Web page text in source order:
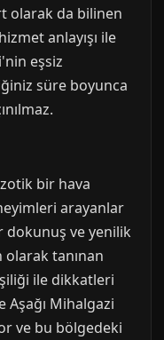
olarak da bilinen
anlayışı ile
eşsiz
süre boyunca
bir hava
arayanlar
dokunuş ve yenilik
tanınan
ile dikkatleri
Aşağı Mihalgazi
ve bu bölgedeki